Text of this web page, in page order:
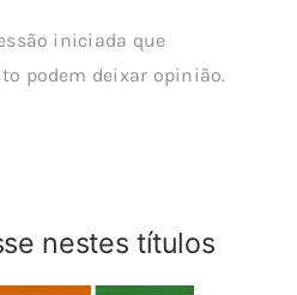
iniciada que
podem deixar opinião.
nestes títulos